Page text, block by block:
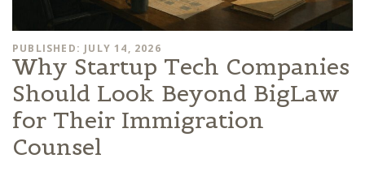
PUBLISHED: JULY 14, 2026
Why Startup Tech Companies
Should Look Beyond BigLaw
for Their Immigration
Counsel